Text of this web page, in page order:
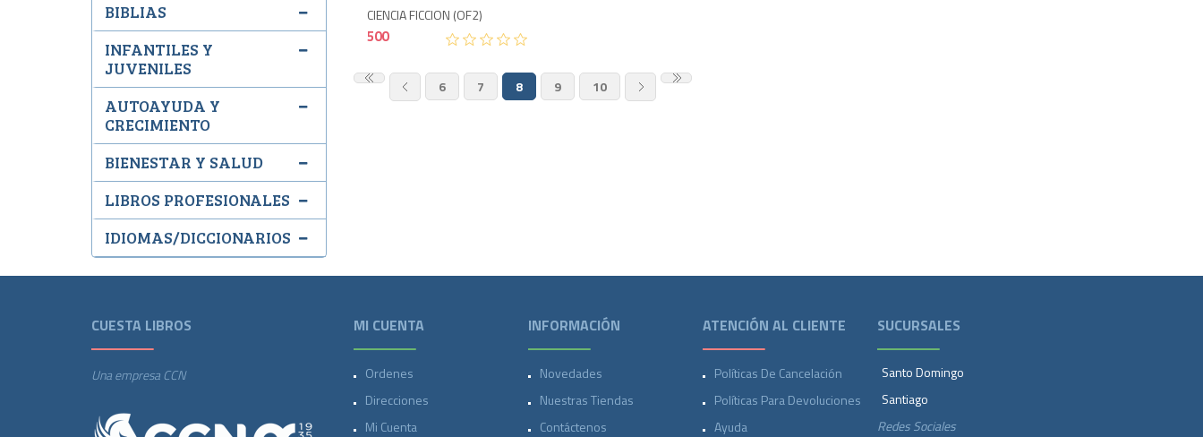
CIENCIA FICCION (OF2)
500
6 7 8 9 10
BIBLIAS
INFANTILES Y
JUVENILES
AUTOAYUDA Y
CRECIMIENTO
BIENESTAR Y SALUD
LIBROS PROFESIONALES
IDIOMAS/DICCIONARIOS
CUESTA LIBROS
Una empresa CCN
MI CUENTA
Ordenes
Direcciones
Mi Cuenta
INFORMACIÓN
Novedades
Nuestras Tiendas
Contáctenos
ATENCIÓN AL CLIENTE
Políticas De Cancelación
Políticas Para Devoluciones
Ayuda
SUCURSALES
Santo Domingo
Santiago
Redes Sociales